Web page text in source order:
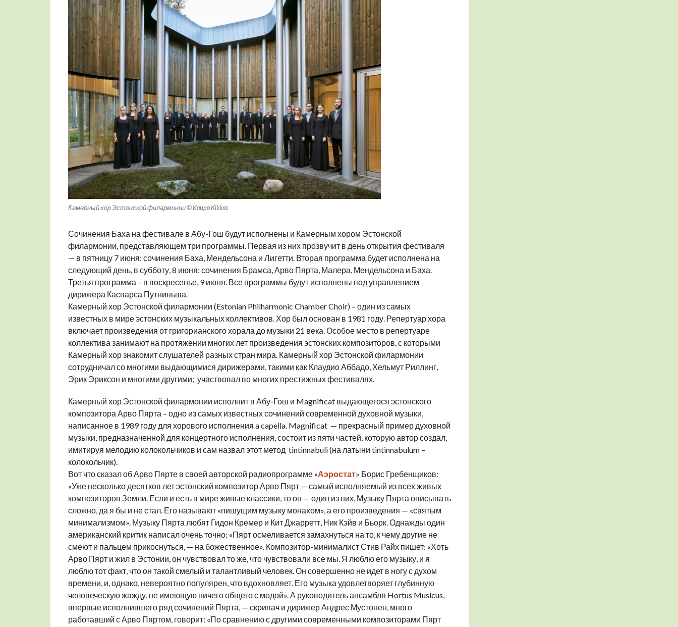
Камерный хор Эстонской филармонии © Kaupo Kikkas
Сочинения Баха на фестивале в Абу-Гош будут исполнены и Камерным хором Эстонской
филармонии, представляющем три программы. Первая из них прозвучит в день открытия фестиваля
— в пятницу 7 июня: сочинения Баха, Мендельсона и Лигетти. Вторая программа будет исполнена на
следующий день, в субботу, 8 июня: сочинения Брамса, Арво Пярта, Малера, Мендельсона и Баха.
Третья программа – в воскресенье, 9 июня. Все программы будут исполнены под управлением
дирижера Каспарса Путниньша.
Камерный хор Эстонской филармонии (Estonian Philharmonic Chamber Choir) – один из самых
известных в мире эстонских музыкальных коллективов. Хор был основан в 1981 году. Репертуар хора
включает произведения от григорианского хорала до музыки 21 века. Особое место в репертуаре
коллектива занимают на протяжении многих лет произведения эстонских композиторов, с которыми
Камерный хор знакомит слушателей разных стран мира. Камерный хор Эстонской филармонии
сотрудничал со многими выдающимися дирижерами, такими как Клаудио Аббадо, Хельмут Риллинг,
Эрик Эриксон и многими другими; участвовал во многих престижных фестивалях.
Камерный хор Эстонской филармонии исполнит в Абу-Гош и Magnificat выдающегося эстонского
композитора Арво Пярта – одно из самых известных сочинений современной духовной музыки,
написанное в 1989 году для хорового исполнения a capella. Magnificat — прекрасный пример духовной
музыки, предназначенной для концертного исполнения, состоит из пяти частей, которую автор создал,
имитируя мелодию колокольчиков и сам назвал этот метод tintinnabuli (на латыни tintinnabulum –
колокольчик).
Вот что сказал об Арво Пярте в своей авторской радиопрограмме «Аэростат» Борис Гребенщиков:
«Уже несколько десятков лет эстонский композитор Арво Пярт — самый исполняемый из всех живых
композиторов Земли. Если и есть в мире живые классики, то он — один из них. Музыку Пярта описывать
сложно, да я бы и не стал. Его называют «пишущим музыку монахом», а его произведения — «святым
минимализмом». Музыку Пярта любят Гидон Кремер и Кит Джарретт, Ник Кэйв и Бьорк. Однажды один
американский критик написал очень точно: «Пярт осмеливается замахнуться на то, к чему другие не
смеют и пальцем прикоснуться, — на божественное». Композитор-минималист Стив Райх пишет: «Хоть
Арво Пярт и жил в Эстонии, он чувствовал то же, что чувствовали все мы. Я люблю его музыку, и я
люблю тот факт, что он такой смелый и талантливый человек. Он совершенно не идет в ногу с духом
времени, и, однако, невероятно популярен, что вдохновляет. Его музыка удовлетворяет глубинную
человеческую жажду, не имеющую ничего общего с модой». А руководитель ансамбля Hortus Musicus,
впервые исполнившего ряд сочинений Пярта, — скрипач и дирижер Андрес Мустонен, много
работавший с Арво Пяртом, говорит: «По сравнению с другими современными композиторами Пярт